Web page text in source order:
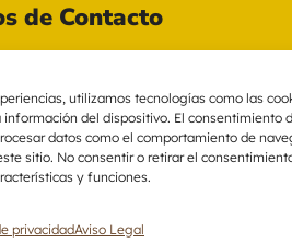
utilizamos tecnologías como las
del dispositivo. El consentimiento
datos como el comportamiento de
sitio. No consentir o retirar el
y funciones.
privacidadAviso Legal
de Contacto
+34 654 756 984
Carrer de Ramon Batlle 57, 08030
Barcelona